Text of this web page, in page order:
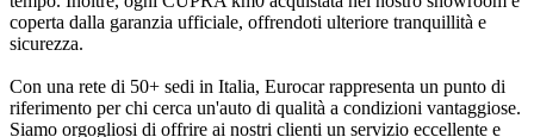
coperta dalla garanzia ufficiale, offrendoti ulteriore tranquillità e
sicurezza.
Con una rete di 50+ sedi in Italia, Eurocar rappresenta un punto di
riferimento per chi cerca un'auto di qualità a condizioni vantaggiose.
Siamo orgogliosi di offrire ai nostri clienti un servizio eccellente e